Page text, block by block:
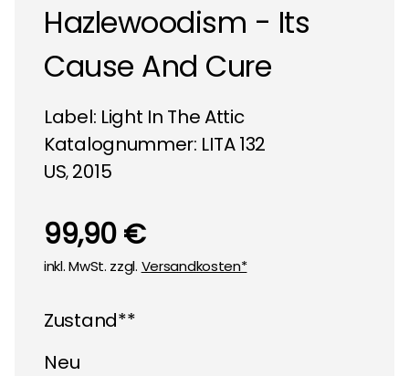
Hazlewoodism - Its
Cause And Cure
Label: Light In The Attic
Katalognummer: LITA 132
US, 2015
99,90 €
inkl. MwSt. zzgl. Versandkosten*
Zustand**
Neu